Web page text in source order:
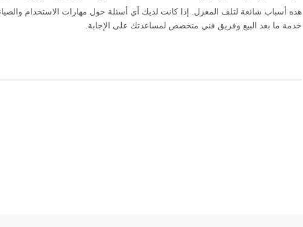
هذه أسباب شائعة لتلف المغزل. إذا كانت لديك أي أسئلة حول مهارات الاستخدام
خدمة ما بعد البيع وفريق فني متخصص لمساعدتك على الإجابة.